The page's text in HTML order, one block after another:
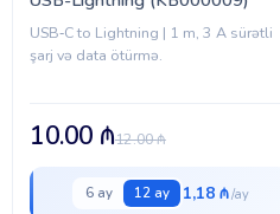
USB‑C to Lightning | 1 m, 3 A sürətli
şarj və data ötürmə.
12.00₼
10.00 ₼
6 ay 12 ay 1,18 ₼